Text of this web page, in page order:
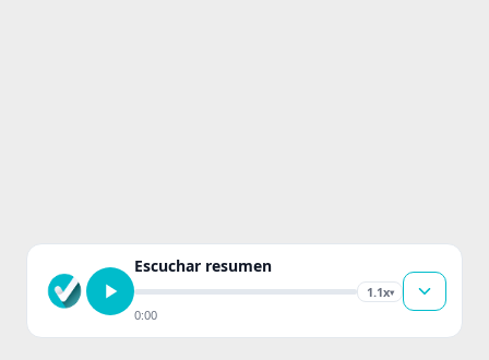
Escuchar resumen
1.1x▾
0:00